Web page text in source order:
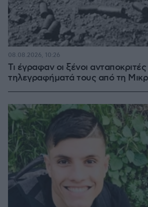
Τι έγραφαν οι ξένοι
τηλεγραφήματά τους από τη
08.08.2026, 10:26